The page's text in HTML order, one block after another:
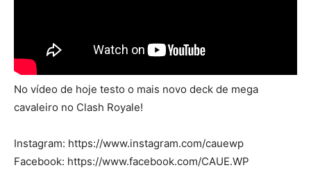
No vídeo de hoje testo o mais novo deck de mega
cavaleiro no Clash Royale!
Instagram: https://www.instagram.com/cauewp
Facebook: https://www.facebook.com/CAUE.WP